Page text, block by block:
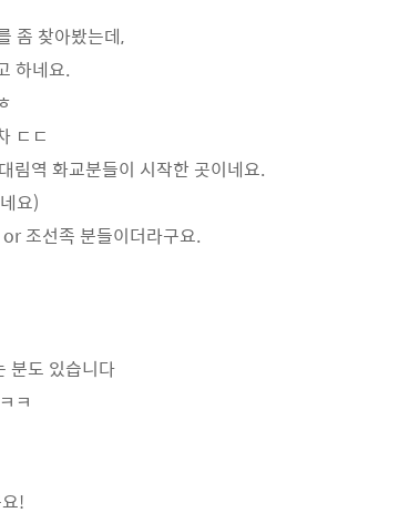
좀 찾아봤는데,
하네요.
ㄷㄷ
림역 화교분들이 시작한 곳이네요.
요)
조선족 분들이더라구요.
분도 있습니다
ㅋ
!